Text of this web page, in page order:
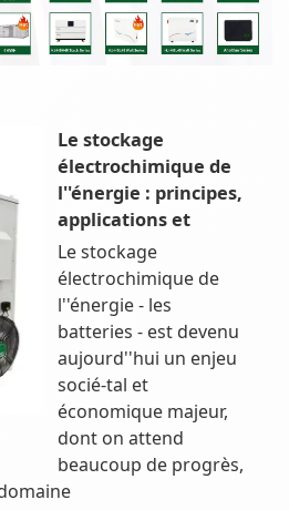
Le stockage
électrochimique de
l''énergie : principes,
applications et
Le stockage
électrochimique de
l''énergie - les
batteries - est devenu
aujourd''hui un enjeu
socié-tal et
économique majeur,
dont on attend
beaucoup de progrès,